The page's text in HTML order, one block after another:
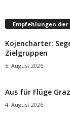
Empfehlungen
Kojencharter:
Zielgruppen
5. August 2026
Aus für Flüge
4. August 2026